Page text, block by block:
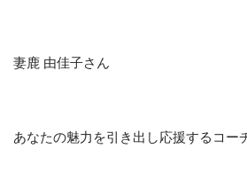
妻鹿 由佳子さん
あなたの魅力を引き出し応援するコー